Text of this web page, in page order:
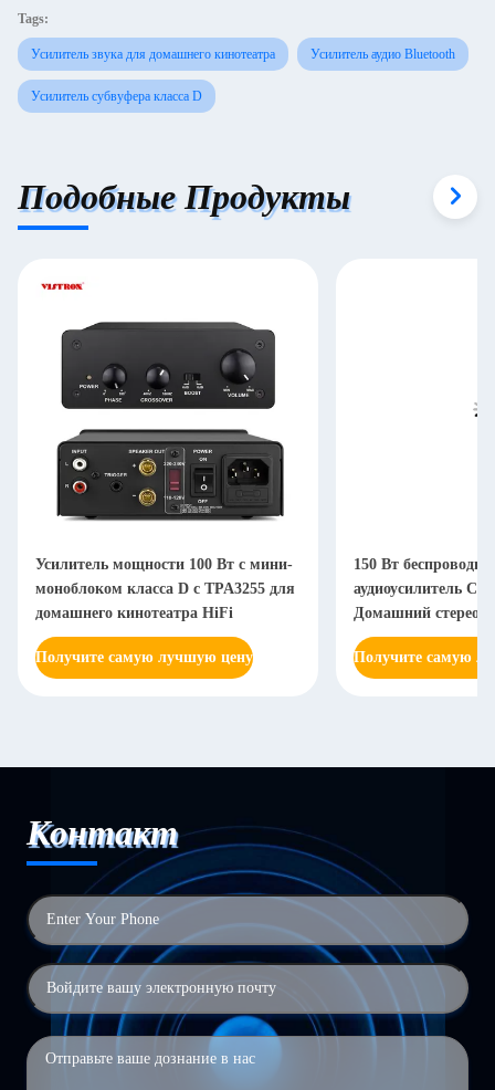
Tags:
Усилитель звука для домашнего кинотеатра Усилитель аудио Bluetooth
Усилитель субвуфера класса D
Подобные Продукты
Усилитель мощности 100 Вт с мини-
моноблоком класса D с TPA3255 для
домашнего кинотеатра HiFi
Получите самую лучшую цену
150 Вт
аудиоусилитель
Домашний
Получите самую
Контакт